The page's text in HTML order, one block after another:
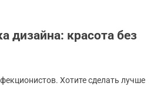
дизайна: красота без
Хотите сделать лучше